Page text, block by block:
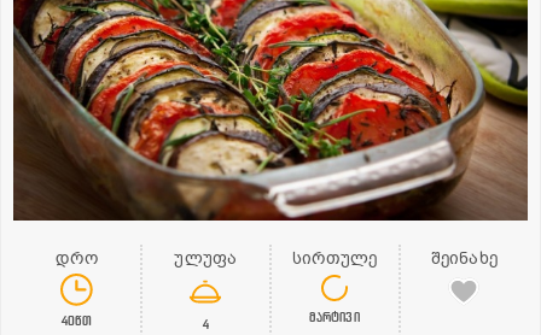
დრო
40წთ
ულუფა
4
სირთულე
მარტივი
შეინახე